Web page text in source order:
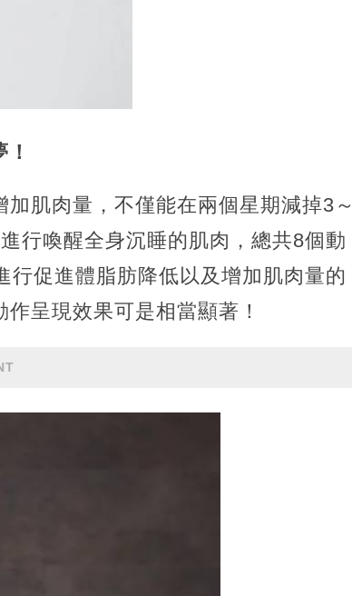
肌肉量，不僅能在兩個星期減掉3～
行喚醒全身沉睡的肌肉，總共8個動
促進體脂肪降低以及增加肌肉量的
呈現效果可是相當顯著！